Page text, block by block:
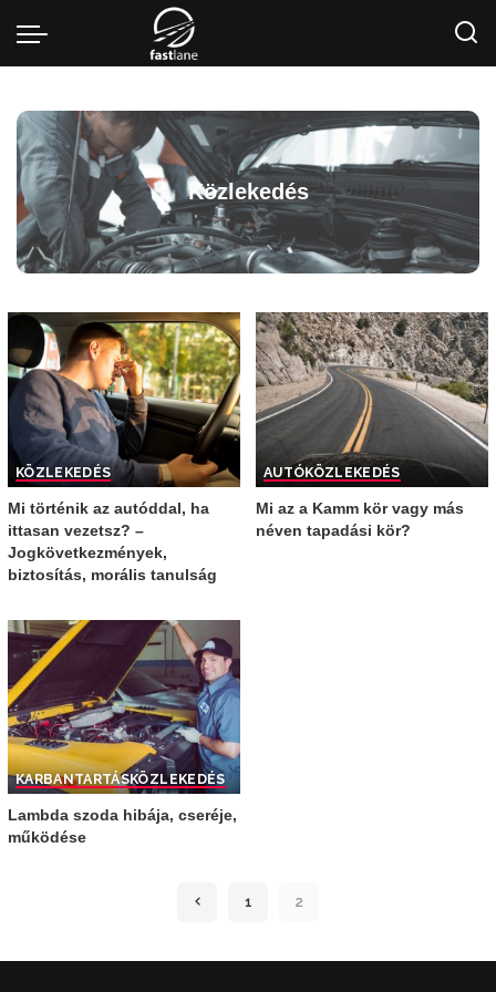
Közlekedés
KÖZLEKEDÉS
Mi történik az autóddal, ha
ittasan vezetsz? –
Jogkövetkezmények,
biztosítás, morális tanulság
AUTÓKÖZLEKEDÉS
Mi az a Kamm kör vagy más
néven tapadási kör?
KARBANTARTÁSKÖZLEKEDÉS
Lambda szoda hibája, cseréje,
működése
1 2